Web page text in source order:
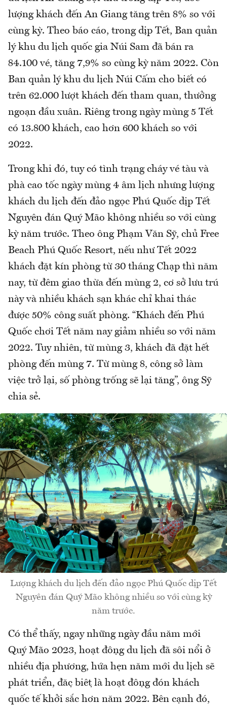
lượng khách đến An Giang tăng trên 8% so với
cùng kỳ. Theo báo cáo, trong dịp Tết, Ban quản
lý khu du lịch quốc gia Núi Sam đã bán ra
84.100 vé, tăng 7,9% so cùng kỳ năm 2022. Còn
Ban quản lý khu du lịch Núi Cấm cho biết có
trên 62.000 lượt khách đến tham quan, thưởng
ngoạn đầu xuân. Riêng trong ngày mùng 5 Tết
có 13.800 khách, cao hơn 600 khách so với
2022.
Trong khi đó, tuy có tình trạng cháy vé tàu và
phà cao tốc ngày mùng 4 âm lịch nhưng lượng
khách du lịch đến đảo ngọc Phú Quốc dịp Tết
Nguyên đán Quý Mão không nhiều so với cùng
kỳ năm trước. Theo ông Phạm Văn Sỹ, chủ Free
Beach Phú Quốc Resort, nếu như Tết 2022
khách đặt kín phòng từ 30 tháng Chạp thì năm
nay, từ đêm giao thừa đến mùng 2, cơ sở lưu trú
này và nhiều khách sạn khác chỉ khai thác
được 50% công suất phòng. “Khách đến Phú
Quốc chơi Tết năm nay giảm nhiều so với năm
2022. Tuy nhiên, từ mùng 3, khách đã đặt hết
phòng đến mùng 7. Từ mùng 8, công sở làm
việc trở lại, số phòng trống sẽ lại tăng”, ông Sỹ
chia sẻ.
Lượng khách du lịch đến đảo ngọc Phú Quốc dịp Tết
Nguyên đán Quý Mão không nhiều so với cùng kỳ
năm trước.
Có thể thấy, ngay những ngày đầu năm mới
Quý Mão 2023, hoạt động du lịch đã sôi nổi ở
nhiều địa phương, hứa hẹn năm mới du lịch sẽ
phát triển, đặc biệt là hoạt động đón khách
quốc tế khởi sắc hơn năm 2022. Bên cạnh đó,